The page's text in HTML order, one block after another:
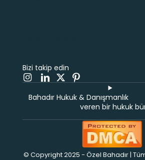
Bizi takip edin
Bahadır Hukuk & Danışmanlık
veren bir hukuk
© Copyright 2025 - Özel Bahadır | Tüm